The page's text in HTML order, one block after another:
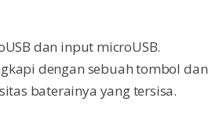
dan input microUSB.
dengan sebuah tombol dan
baterainya yang tersisa.